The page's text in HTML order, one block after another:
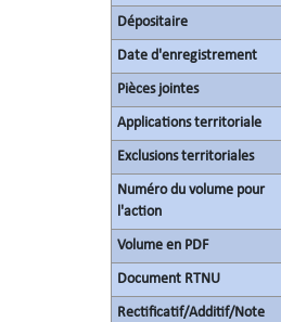
Dépositaire
Date d'enregistrement
Pièces jointes
Applications territoriale
Exclusions territoriales
Numéro du volume pour
l'action
Volume en PDF
Document RTNU
Rectificatif/Additif/Note